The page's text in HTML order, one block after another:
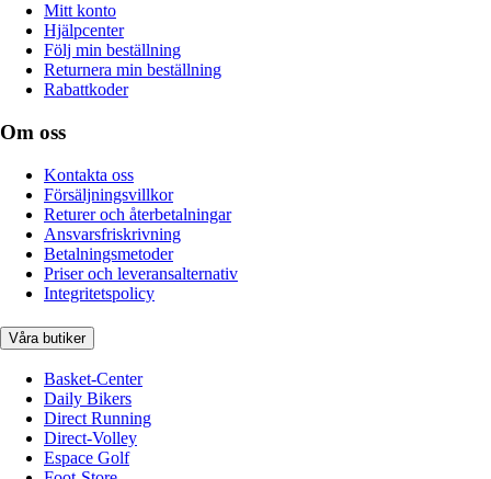
Mitt konto
Hjälpcenter
Följ min beställning
Returnera min beställning
Rabattkoder
Om oss
Kontakta oss
Försäljningsvillkor
Returer och återbetalningar
Ansvarsfriskrivning
Betalningsmetoder
Priser och leveransalternativ
Integritetspolicy
Våra butiker
Basket-Center
Daily Bikers
Direct Running
Direct-Volley
Espace Golf